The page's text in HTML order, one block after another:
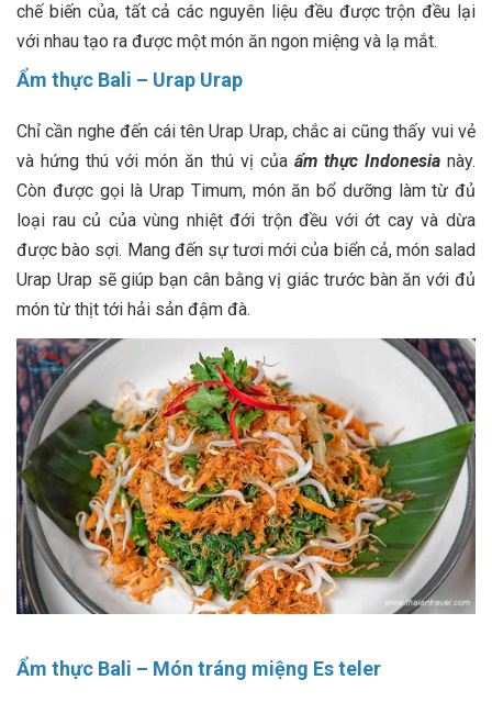
chế biến của, tất cả các nguyên liệu đều được trộn đều lại
với nhau tạo ra được một món ăn ngon miệng và lạ mắt.
Ẩm thực Bali – Urap Urap
Chỉ cần nghe đến cái tên Urap Urap, chắc ai cũng thấy vui vẻ
và hứng thú với món ăn thú vị củaẩm thực Indonesianày.
Còn được gọi là Urap Timum, món ăn bổ dưỡng làm từ đủ
loại rau củ của vùng nhiệt đới trộn đều với ớt cay và dừa
được bào sợi. Mang đến sự tươi mới của biển cả, món salad
Urap Urap sẽ giúp bạn cân bằng vị giác trước bàn ăn với đủ
món từ thịt tới hải sản đậm đà.
Ẩm thực Bali – Món tráng miệng Es teler